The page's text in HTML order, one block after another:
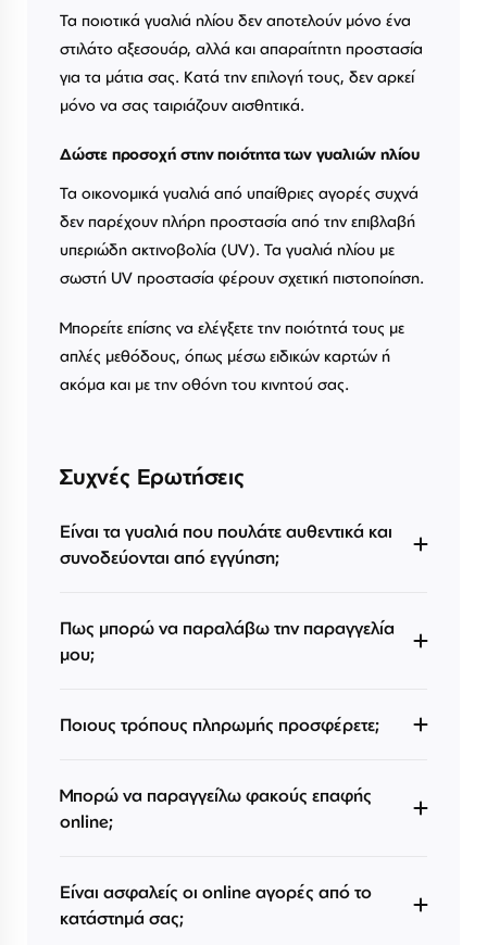
Τα ποιοτικά γυαλιά ηλίου δεν αποτελούν μόνο ένα
στιλάτο αξεσουάρ, αλλά και απαραίτητη προστασία
για τα μάτια σας. Κατά την επιλογή τους, δεν αρκεί
μόνο να σας ταιριάζουν αισθητικά.
Δώστε προσοχή στην ποιότητα των γυαλιών ηλίου
Τα οικονομικά γυαλιά από υπαίθριες αγορές συχνά
δεν παρέχουν πλήρη προστασία από την επιβλαβή
υπεριώδη ακτινοβολία (UV). Τα γυαλιά ηλίου με
σωστή UV προστασία φέρουν σχετική πιστοποίηση.
Μπορείτε επίσης να ελέγξετε την ποιότητά τους με
απλές μεθόδους, όπως μέσω ειδικών καρτών ή
ακόμα και με την οθόνη του κινητού σας.
Συχνές Ερωτήσεις
Είναι τα γυαλιά που πουλάτε αυθεντικά και
συνοδεύονται από εγγύηση;
Πως μπορώ να παραλάβω την παραγγελία
μου;
Ποιους τρόπους πληρωμής προσφέρετε;
Μπορώ να παραγγείλω φακούς επαφής
online;
Είναι ασφαλείς οι online αγορές από το
κατάστημά σας;